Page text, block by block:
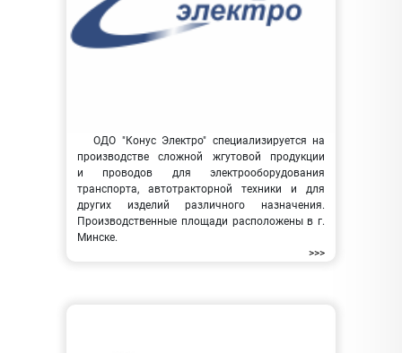
ОДО "Конус Электро" специализируется на
производстве сложной жгутовой продукции
и проводов для электрооборудования
транспорта, автотракторной техники и для
других изделий различного назначения.
Производственные площади расположены в г.
Минске.
>>>